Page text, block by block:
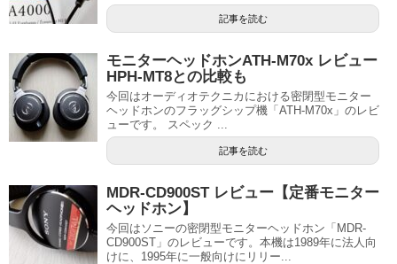
記事を読む
モニターヘッドホンATH-M70x レビュー
HPH-MT8との比較も
今回はオーディオテクニカにおける密閉型モニター
ヘッドホンのフラッグシップ機「ATH-M70x」のレビ
ューです。 スペック ...
記事を読む
MDR-CD900ST レビュー【定番モニター
ヘッドホン】
今回はソニーの密閉型モニターヘッドホン「MDR-
CD900ST」のレビューです。本機は1989年に法人向
けに、1995年に一般向けにリリー...